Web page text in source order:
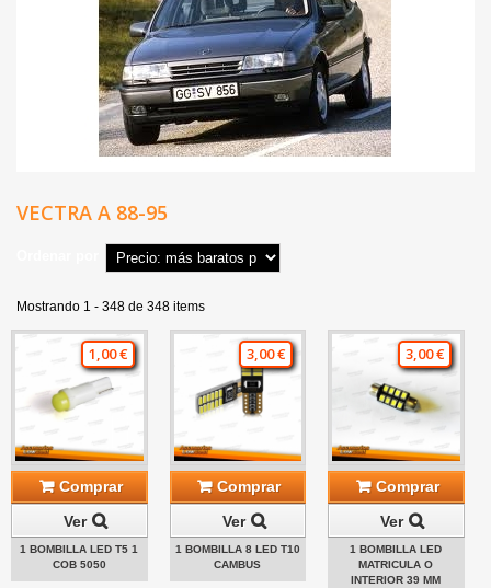
VECTRA A 88-95
Mostrando 1 - 348 de 348 items
1,00 €
Comprar
Ver
1 BOMBILLA LED T5 1
COB 5050
3,00 €
Comprar
Ver
1 BOMBILLA 8 LED T10
CAMBUS
3,00 €
Comprar
Ver
1 BOMBILLA LED
MATRICULA O
INTERIOR 39 MM